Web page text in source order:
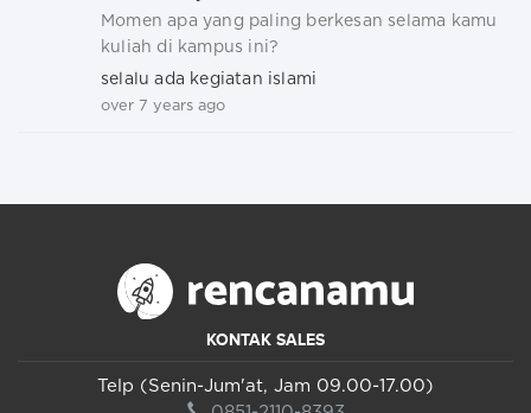
Momen apa yang paling berkesan selama kamu
kuliah di kampus ini?
selalu ada kegiatan islami
over 7 years ago
KONTAK SALES
Telp (Senin-Jum'at, Jam 09.00-17.00)